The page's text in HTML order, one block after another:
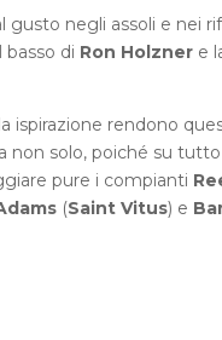
gusto negli assoli e nei
di Ron Holznere
ispirazione rendono
non solo, poiché su
pure i compianti
(Saint Vitus) e